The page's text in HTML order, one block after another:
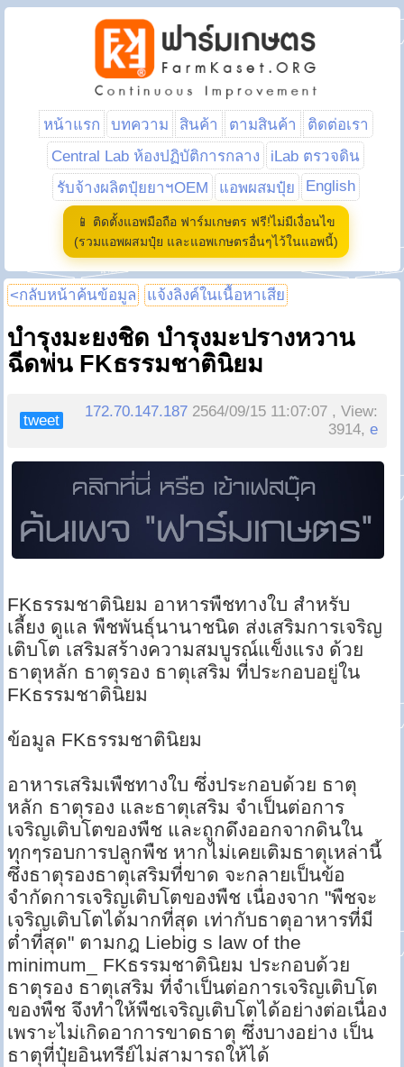
หน้าแรก บทความ สินค้า ตามสินค้า
ติดต่อเรา
Central Lab ห้องปฏิบัติการกลาง
iLab ตรวจดิน
รับจ้างผลิตปุ๋ยยาฯOEM
แอพผสมปุ๋ย English
📱 ติดตั้งแอพมือถือ ฟาร์มเกษตร ฟรี!ไม่มีเงื่อนไข
(รวมแอพผสมปุ๋ย และแอพเกษตรอื่นๆไว้ในแอพนี้)
<กลับหน้าค้นข้อมูล แจ้งลิงค์ในเนื้อหาเสีย
บำรุงมะยงชิด บำรุงมะปรางหวาน
ฉีดพ่น FKธรรมชาตินิยม
tweet
172.70.147.187 2564/09/15 11:07:07 , View:
3914,e
FKธรรมชาตินิยม อาหารพืชทางใบ สำหรับ
เลี้ยง ดูแล พืชพันธุ์นานาชนิด ส่งเสริมการเจริญ
เติบโต เสริมสร้างความสมบูรณ์แข็งแรง ด้วย
ธาตุหลัก ธาตุรอง ธาตุเสริม ที่ประกอบอยู่ใน
FKธรรมชาตินิยม
ข้อมูล FKธรรมชาตินิยม
อาหารเสริมเพืชทางใบ ซึ่งประกอบด้วย ธาตุ
หลัก ธาตุรอง และธาตุเสริม จำเป็นต่อการ
เจริญเติบโตของพืช และถูกดึงออกจากดินใน
ทุกๆรอบการปลูกพืช หากไม่เคยเติมธาตุเหล่านี้
ซึ่งธาตุรองธาตุเสริมที่ขาด จะกลายเป็นข้อ
จำกัดการเจริญเติบโตของพืช เนื่องจาก "พืชจะ
เจริญเติบโตได้มากที่สุด เท่ากับธาตุอาหารที่มี
ต่ำที่สุด" ตามกฎ Liebig s law of the
minimum_ FKธรรมชาตินิยม ประกอบด้วย
ธาตุรอง ธาตุเสริม ที่จำเป็นต่อการเจริญเติบโต
ของพืช จึงทำให้พืชเจริญเติบโตได้อย่างต่อเนื่อง
เพราะไม่เกิดอาการขาดธาตุ ซึ่งบางอย่าง เป็น
ธาตุที่ปุ๋ยอินทรีย์ไม่สามารถให้ได้